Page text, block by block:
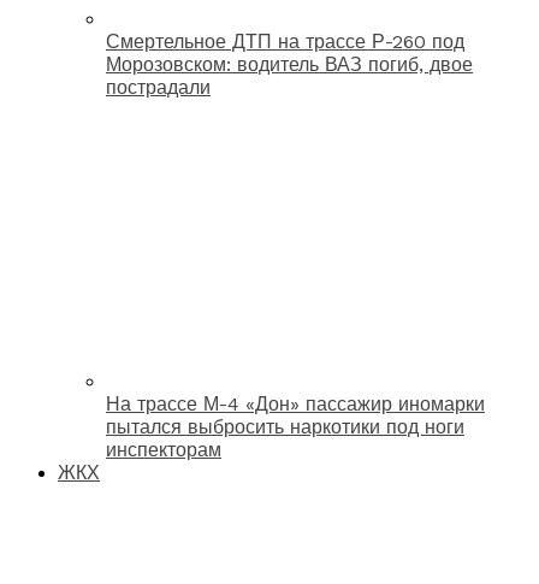
Смертельное ДТП на трассе Р-260 под
Морозовском: водитель ВАЗ погиб, двое
пострадали
На трассе М-4 «Дон» пассажир иномарки
пытался выбросить наркотики под ноги
инспекторам
ЖКХ